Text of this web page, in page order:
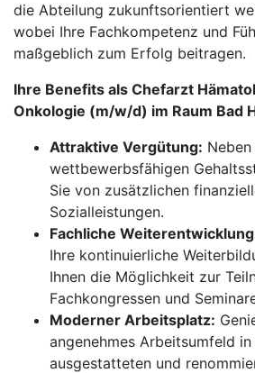
die Abteilung zukunftsorientiert
wobei Ihre Fachkompetenz und
maßgeblich zum Erfolg beitragen.
Ihre Benefits als Chefarzt
Onkologie (m/w/d) im Raum Bad
Attraktive Vergütung:
wettbewerbsfähigen
Sie von zusätzlichen
Sozialleistungen.
Fachliche
Ihre kontinuierliche
Ihnen die Möglichkeit zur
Fachkongressen und
Moderner Arbeitsplatz:
angenehmes Arbeitsumfeld
ausgestatteten und